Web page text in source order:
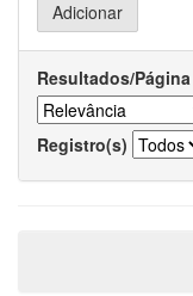
Resultados/Página
Registro(s)